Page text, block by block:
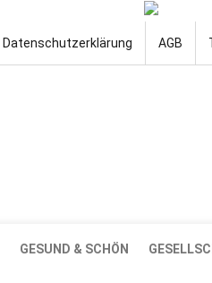
Datenschutzerklärung AGB
GESUND & SCHÖN